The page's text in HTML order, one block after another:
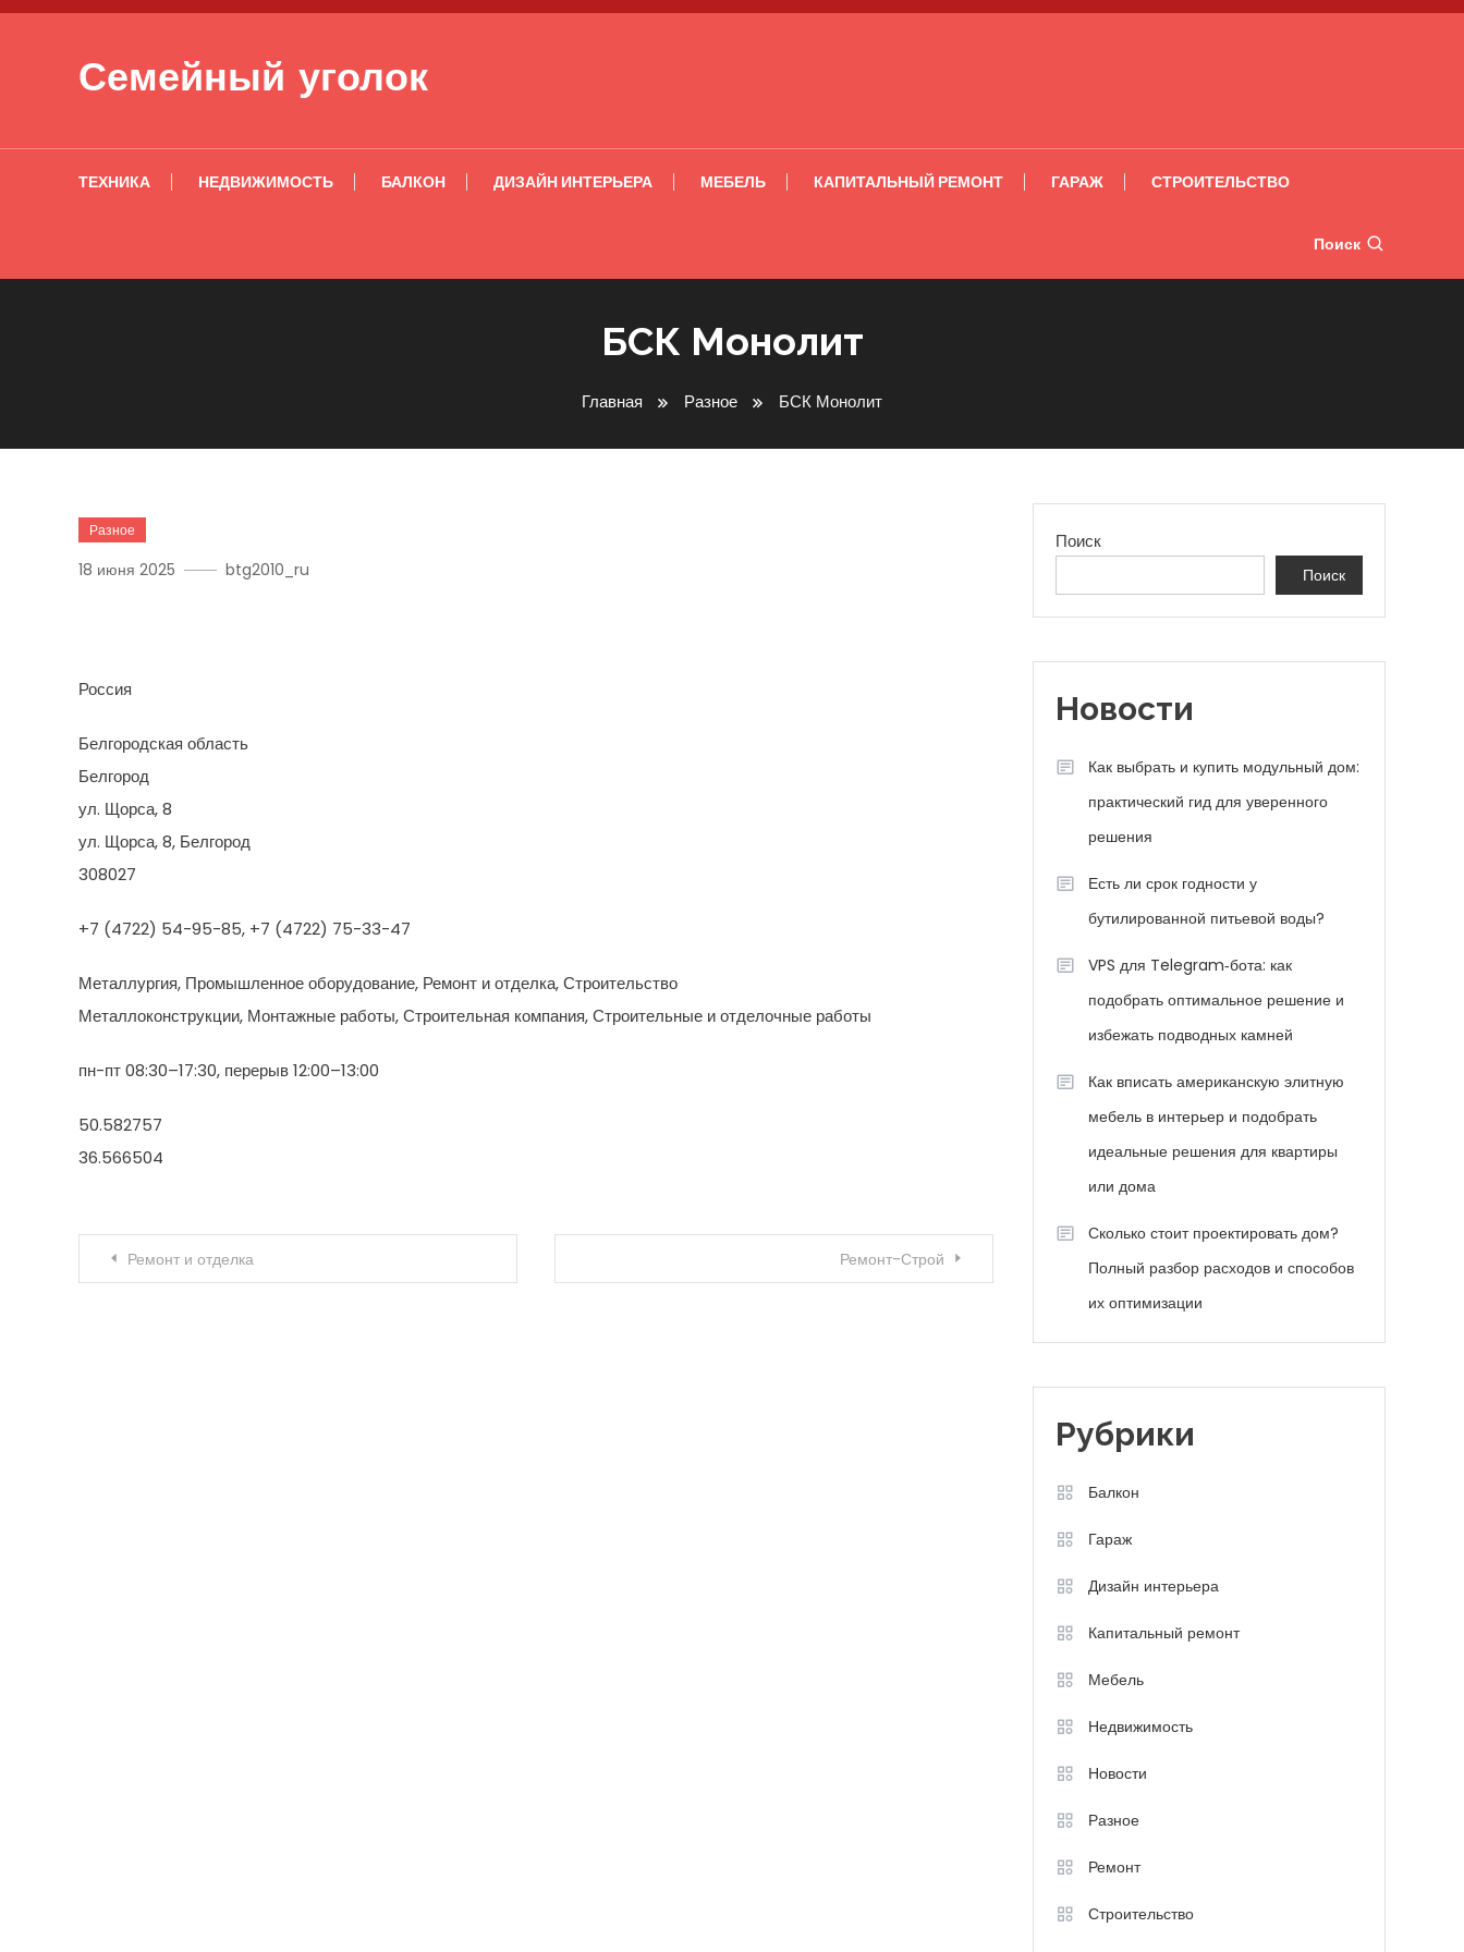
Перейти к содержимому
Семейный уголок
ТЕХНИКА НЕДВИЖИМОСТЬ БАЛКОН ДИЗАЙН ИНТЕРЬЕРА МЕБЕЛЬ КАПИТАЛЬНЫЙ РЕМОНТ ГАРАЖ СТРОИТЕЛЬСТВО
Поиск
БСК Монолит
Главная Разное БСК Монолит
Разное
18 июня 2025 btg2010_ru
Россия
Белгородская область
Белгород
ул. Щорса, 8
ул. Щорса, 8, Белгород
308027
+7 (4722) 54-95-85, +7 (4722) 75-33-47
Металлургия, Промышленное оборудование, Ремонт и отделка, Строительство
Металлоконструкции, Монтажные работы, Строительная компания, Строительные и отделочные работы
пн-пт 08:30–17:30, перерыв 12:00–13:00
50.582757
36.566504
Навигация по записям
Ремонт и отделка Ремонт-Строй
Поиск
Поиск
Новости
Как выбрать и купить модульный дом:
практический гид для уверенного
решения
Есть ли срок годности у
бутилированной питьевой воды?
VPS для Telegram‑бота: как
подобрать оптимальное решение и
избежать подводных камней
Как вписать американскую элитную
мебель в интерьер и подобрать
идеальные решения для квартиры
или дома
Сколько стоит проектировать дом?
Полный разбор расходов и способов
их оптимизации
Рубрики
Балкон
Гараж
Дизайн интерьера
Капитальный ремонт
Мебель
Недвижимость
Новости
Разное
Ремонт
Строительство